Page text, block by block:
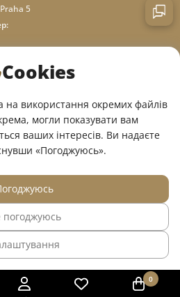
0
5
вSago Group
Cookies
на використання окремих файлів
могли показувати вам
ваших інтересів. Ви надаєте
«Погоджуюсь».
погоджуюсь